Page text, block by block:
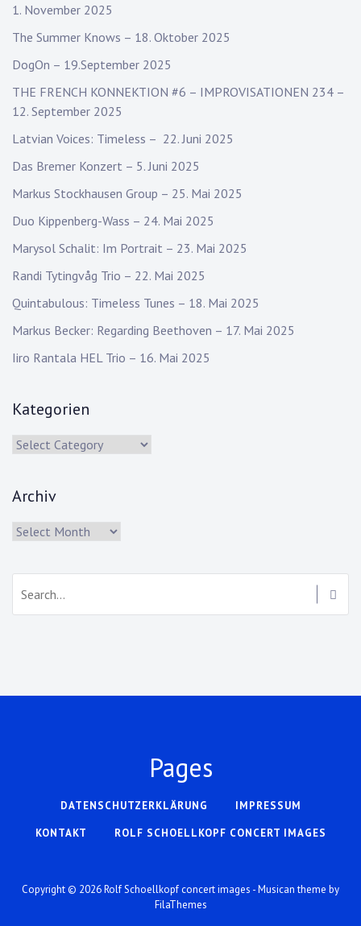
1. November 2025
The Summer Knows – 18. Oktober 2025
DogOn – 19.September 2025
THE FRENCH KONNEKTION #6 – IMPROVISATIONEN 234 –
12. September 2025
Latvian Voices: Timeless – 22. Juni 2025
Das Bremer Konzert – 5. Juni 2025
Markus Stockhausen Group – 25. Mai 2025
Duo Kippenberg-Wass – 24. Mai 2025
Marysol Schalit: Im Portrait – 23. Mai 2025
Randi Tytingvåg Trio – 22. Mai 2025
Quintabulous: Timeless Tunes – 18. Mai 2025
Markus Becker: Regarding Beethoven – 17. Mai 2025
Iiro Rantala HEL Trio – 16. Mai 2025
Kategorien
Kategorien
Archiv
Archiv
Pages
DATENSCHUTZERKLÄRUNG
IMPRESSUM
KONTAKT
ROLF SCHOELLKOPF CONCERT IMAGES
Copyright © 2026Rolf Schoellkopf concert images - Musican theme by
FilaThemes